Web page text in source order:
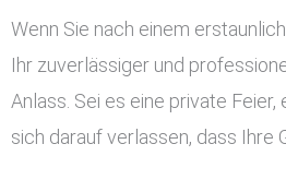
Wenn Sie nach einem
Ihr zuverlässiger und
Anlass. Sei es eine private Feier,
sich darauf verlassen, dass Ihre